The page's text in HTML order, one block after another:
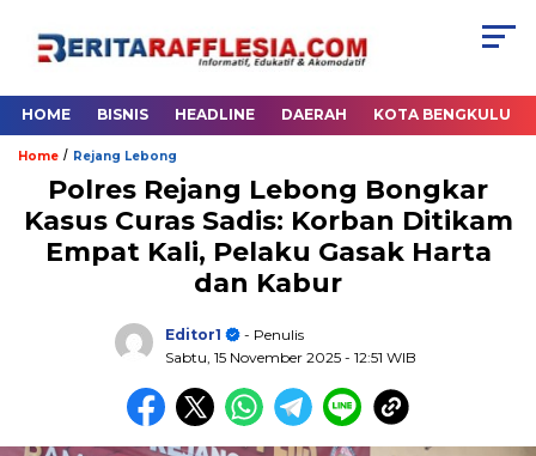
HOME BISNIS HEADLINE DAERAH KOTA BENGKULU
Home / Rejang Lebong
Polres Rejang Lebong Bongkar
Kasus Curas Sadis: Korban Ditikam
Empat Kali, Pelaku Gasak Harta
dan Kabur
Editor1
- Penulis
Sabtu, 15 November 2025 - 12:51 WIB